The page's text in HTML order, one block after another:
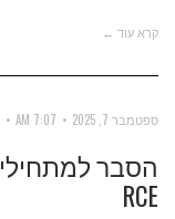
קרא עוד ←
ספטמבר 7, 2025 7:07 AM
RCE